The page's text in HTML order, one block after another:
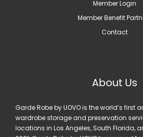
Member Login
Member Benefit
Contact
About Us
Garde Robe by UOVO is the world’s first
wardrobe storage and preservation
locations in Los Angeles, South Florida,